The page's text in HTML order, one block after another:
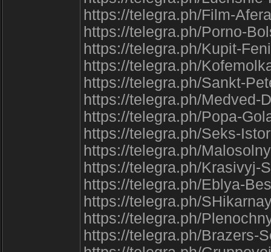
https://telegra.ph/Film-
https://telegra.ph/Porno-
https://telegra.ph/Kupit-
https://telegra.ph/
https://telegra.ph/Sankt-
https://telegra.ph/Medved-
https://telegra.ph/Popa-
https://telegra.ph/Seks-
https://telegra.ph/
https://telegra.ph/Krasivyj-
https://telegra.ph/Eblya-
https://telegra.ph/
https://telegra.ph/
https://telegra.ph/Brazers-